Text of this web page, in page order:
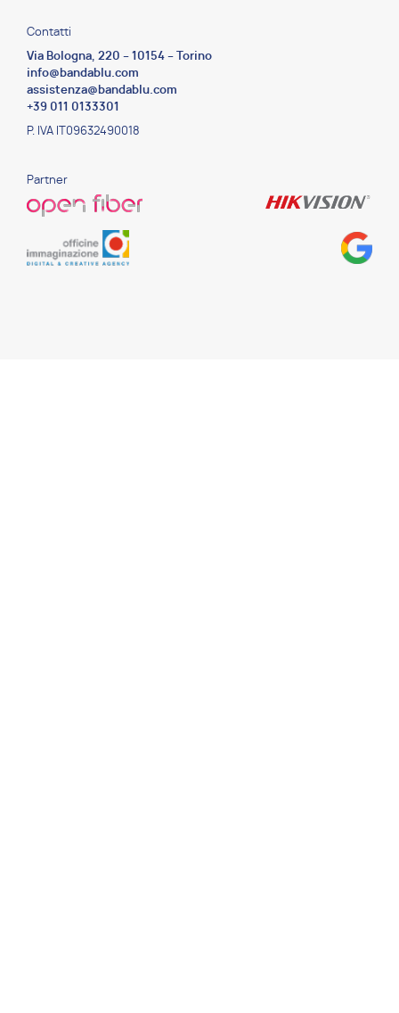
Contatti
Via Bologna, 220 – 10154 – Torino
info@bandablu.com
assistenza@bandablu.com
+39 011 0133301
P. IVA IT09632490018
Partner